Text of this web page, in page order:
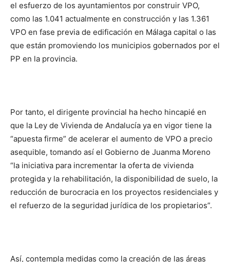
el esfuerzo de los ayuntamientos por construir VPO,
como las 1.041 actualmente en construcción y las 1.361
VPO en fase previa de edificación en Málaga capital o las
que están promoviendo los municipios gobernados por el
PP en la provincia.
Por tanto, el dirigente provincial ha hecho hincapié en
que la Ley de Vivienda de Andalucía ya en vigor tiene la
“apuesta firme” de acelerar el aumento de VPO a precio
asequible, tomando así el Gobierno de Juanma Moreno
“la iniciativa para incrementar la oferta de vivienda
protegida y la rehabilitación, la disponibilidad de suelo, la
reducción de burocracia en los proyectos residenciales y
el refuerzo de la seguridad jurídica de los propietarios”.
Así, contempla medidas como la creación de las áreas